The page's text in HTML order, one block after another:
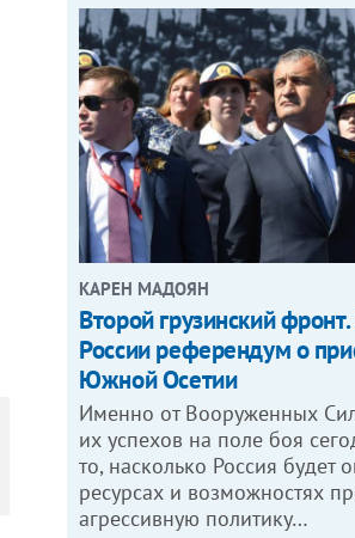
КАРЕН МАДОЯН
Второй грузинский
России референдум о
Южной Осетии
Именно от Вооруженных
их успехов на поле боя
то, насколько Россия будет
ресурсах и возможностях
агрессивную политику…